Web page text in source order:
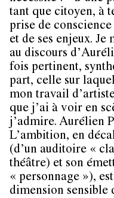
tant que citoyen, à
prise de
et de ses enjeux.
au discours
fois pertinent,
part, celle sur
mon travail
que j’ai à voir en
j’admire. Aurélien
L’ambition, en
(d’un auditoire «
théâtre) et son
« personnage »),
dimension sensible